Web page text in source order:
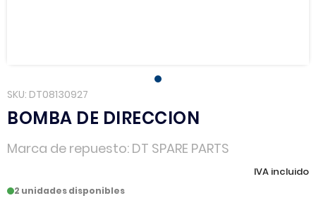
SKU DT08130927
BOMBA DE DIRECCION
Marca de repuesto DT SPARE PARTS
IVA incluido
2 unidades disponibles